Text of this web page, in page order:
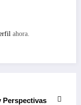
ahora.
Perspectivas